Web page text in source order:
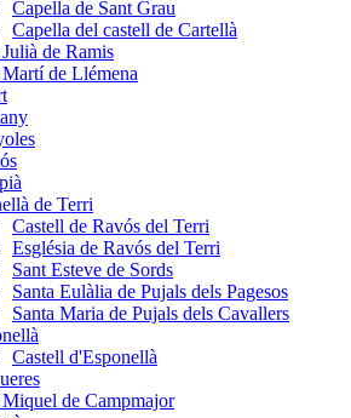
Capella de Sant Grau
Capella del castell de Cartellà
Julià de Ramis
Martí de Llémena
de Terri
Castell de Ravós del Terri
Església de Ravós del Terri
Sant Esteve de Sords
Santa Eulàlia de Pujals dels Pagesos
Santa Maria de Pujals dels Cavallers
Castell d'Esponellà
Miquel de Campmajor